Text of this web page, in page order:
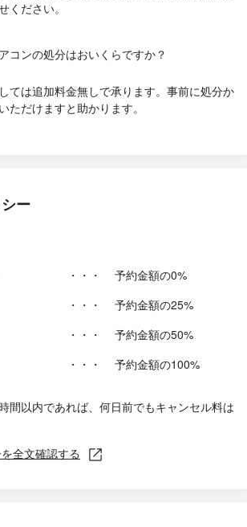
ください。
コンの処分はおいくらですか？
ては追加料金無しで承ります。事前に処分か
ただけますと助かります。
ー
・・・
予約金額の0%
・・・
予約金額の25%
・・・
予約金額の50%
・・・ 予約金額の100%
間以内であれば、何日前でもキャンセル料は
全文確認する